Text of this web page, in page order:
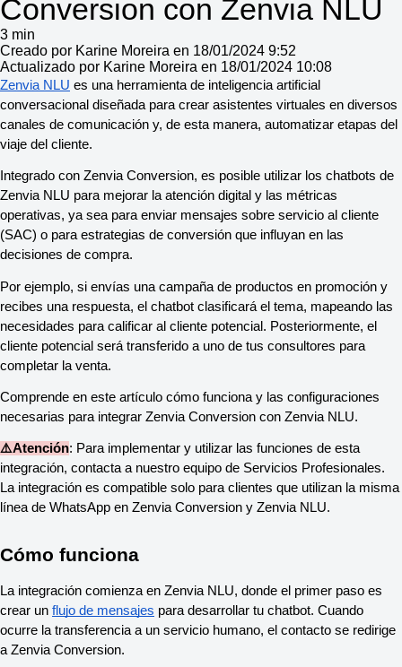
Conversion con Zenvia NLU
3 min
Creado por Karine Moreira en 18/01/2024 9:52
Actualizado por Karine Moreira en 18/01/2024 10:08
Zenvia NLU es una herramienta de inteligencia artificial
conversacional diseñada para crear asistentes virtuales en diversos
canales de comunicación y, de esta manera, automatizar etapas del
viaje del cliente.
Integrado con Zenvia Conversion, es posible utilizar los chatbots de
Zenvia NLU para mejorar la atención digital y las métricas
operativas, ya sea para enviar mensajes sobre servicio al cliente
(SAC) o para estrategias de conversión que influyan en las
decisiones de compra.
Por ejemplo, si envías una campaña de productos en promoción y
recibes una respuesta, el chatbot clasificará el tema, mapeando las
necesidades para calificar al cliente potencial. Posteriormente, el
cliente potencial será transferido a uno de tus consultores para
completar la venta.
Comprende en este artículo cómo funciona y las configuraciones
necesarias para integrar Zenvia Conversion con Zenvia NLU.
⚠️Atención: Para implementar y utilizar las funciones de esta
integración, contacta a nuestro equipo de Servicios Profesionales.
La integración es compatible solo para clientes que utilizan la misma
línea de WhatsApp en Zenvia Conversion y Zenvia NLU.
Cómo funciona
La integración comienza en Zenvia NLU, donde el primer paso es
crear un flujo de mensajes para desarrollar tu chatbot. Cuando
ocurre la transferencia a un servicio humano, el contacto se redirige
a Zenvia Conversion.